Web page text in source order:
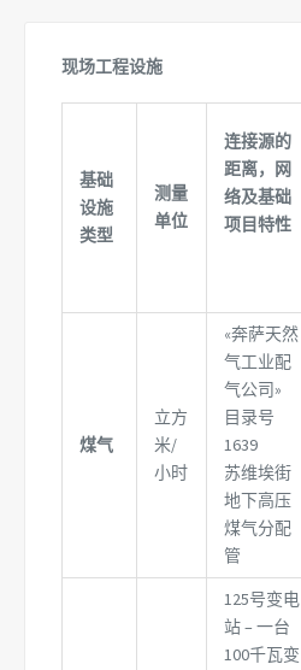
现场工程设施
基础
设施
类型
测量
单位
连接源的
距离，网
络及基础
项目特性
煤气
立方
米/
小时
«奔萨天然
气工业配
气公司»
目录号
1639
苏维埃街
地下高压
煤气分配
管
125号变电
站 – 一台
100千瓦变